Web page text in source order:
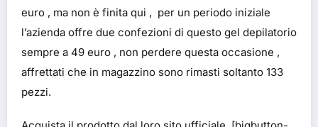
euro , ma non è finita qui , per un periodo iniziale
l’azienda offre due confezioni di questo gel depilatorio
sempre a 49 euro , non perdere questa occasione ,
affrettati che in magazzino sono rimasti soltanto 133
pezzi.